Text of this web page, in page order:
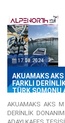
17.08.2024
AKUAMAKS
FARKLI
TÜRK SOMONU
AKUAMAKS AKS
DERİNLİK